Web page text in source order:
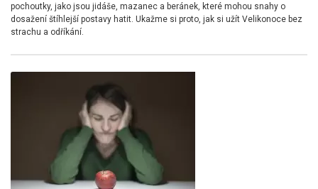
pochoutky, jako jsou jidáše, mazanec a beránek, které mohou snahy o
dosažení štíhlejší postavy hatit. Ukažme si proto, jak si užít Velikonoce bez
strachu a odříkání.